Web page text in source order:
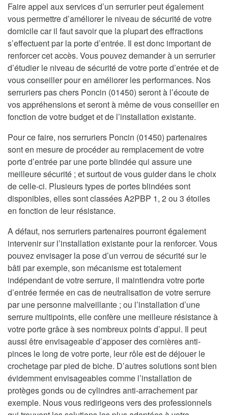
Faire appel aux services d’un serrurier peut également
vous permettre d’améliorer le niveau de sécurité de votre
domicile car il faut savoir que la plupart des effractions
s’effectuent par la porte d’entrée. Il est donc important de
renforcer cet accès. Vous pouvez demander à un serrurier
d’étudier le niveau de sécurité de votre porte d’entrée et de
vous conseiller pour en améliorer les performances. Nos
serruriers pas chers Poncin (01450) seront à l’écoute de
vos appréhensions et seront à même de vous conseiller en
fonction de votre budget et de l’installation existante.
Pour ce faire, nos serruriers Poncin (01450) partenaires
sont en mesure de procéder au remplacement de votre
porte d’entrée par une porte blindée qui assure une
meilleure sécurité ; et surtout de vous guider dans le choix
de celle-ci. Plusieurs types de portes blindées sont
disponibles, elles sont classées A2PBP 1, 2 ou 3 étoiles
en fonction de leur résistance.
A défaut, nos serruriers partenaires pourront également
intervenir sur l’installation existante pour la renforcer. Vous
pouvez envisager la pose d’un verrou de sécurité sur le
bâti par exemple, son mécanisme est totalement
indépendant de votre serrure, il maintiendra votre porte
d’entrée fermée en cas de neutralisation de votre serrure
par une personne malveillante ; ou l’installation d’une
serrure multipoints, elle confère une meilleure résistance à
votre porte grâce à ses nombreux points d’appui. Il peut
aussi être envisageable d’apposer des cornières anti-
pinces le long de votre porte, leur rôle est de déjouer le
crochetage par pied de biche. D’autres solutions sont bien
évidemment envisageables comme l’installation de
protèges gonds ou de cylindres anti-arrachement par
exemple. Nous vous redirigeons vers des professionnels